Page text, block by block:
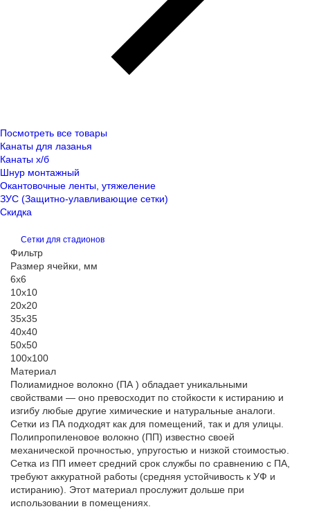
Посмотреть все товары
Канаты для лазанья
Канаты х/б
Шнур монтажный
Окантовочные ленты, утяжеление
ЗУС (Защитно-улавливающие сетки)
Скидка
Сетки для стадионов
Фильтр
Размер ячейки, мм
6х6
10х10
20х20
35х35
40х40
50х50
100х100
Материал
Полиамидное волокно (ПА ) обладает уникальными
свойствами — оно превосходит по стойкости к истиранию и
изгибу любые другие химические и натуральные аналоги.
Сетки из ПА подходят как для помещений, так и для улицы.
Полипропиленовое волокно (ПП) известно своей
механической прочностью, упругостью и низкой стоимостью.
Сетка из ПП имеет средний срок службы по сравнению с ПА,
требуют аккуратной работы (средняя устойчивость к УФ и
истиранию). Этот материал прослужит дольше при
использовании в помещениях.